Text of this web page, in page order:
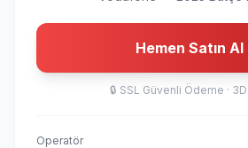
Hemen Satın Al
🔒 SSL Güvenli Ödeme ·
Operatör